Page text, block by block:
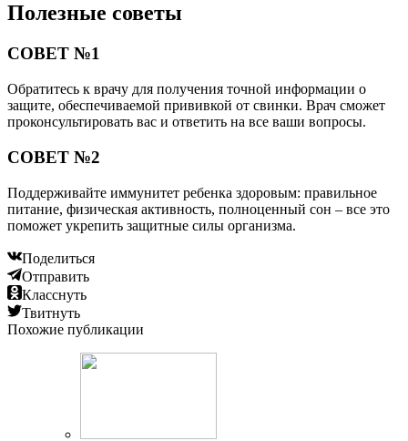
Полезные советы
СОВЕТ №1
Обратитесь к врачу для получения точной информации о
защите, обеспечиваемой прививкой от свинки. Врач сможет
проконсультировать вас и ответить на все ваши вопросы.
СОВЕТ №2
Поддерживайте иммунитет ребенка здоровым: правильное
питание, физическая активность, полноценный сон – все это
поможет укрепить защитные силы организма.
Поделиться
Отправить
Класснуть
Твитнуть
Похожие публикации